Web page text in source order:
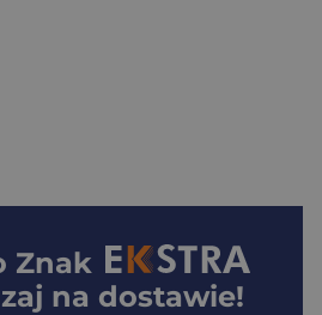
Znak
na dostawie!